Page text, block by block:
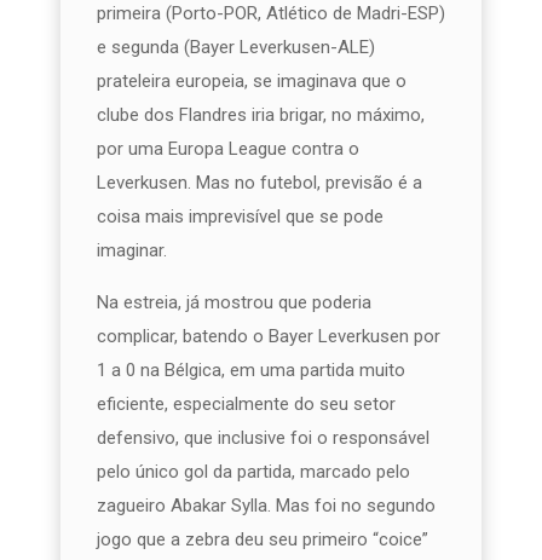
primeira (Porto-POR, Atlético de Madri-ESP)
e segunda (Bayer Leverkusen-ALE)
prateleira europeia, se imaginava que o
clube dos Flandres iria brigar, no máximo,
por uma Europa League contra o
Leverkusen. Mas no futebol, previsão é a
coisa mais imprevisível que se pode
imaginar.
Na estreia, já mostrou que poderia
complicar, batendo o Bayer Leverkusen por
1 a 0 na Bélgica, em uma partida muito
eficiente, especialmente do seu setor
defensivo, que inclusive foi o responsável
pelo único gol da partida, marcado pelo
zagueiro Abakar Sylla. Mas foi no segundo
jogo que a zebra deu seu primeiro “coice”